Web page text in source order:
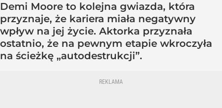
Demi Moore to kolejna gwiazda, która
przyznaje, że kariera miała negatywny
wpływ na jej życie. Aktorka przyznała
ostatnio, że na pewnym etapie wkroczyła
na ścieżkę „autodestrukcji”.